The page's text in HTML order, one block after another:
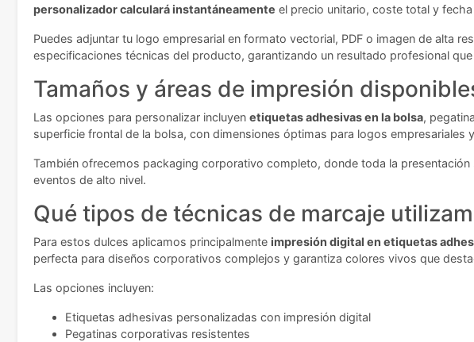
personalizador calculará instantáneamente el precio unitario, coste total y
Puedes adjuntar tu logo empresarial en formato vectorial, PDF o imagen de alta
especificaciones técnicas del producto, garantizando un resultado profesional
Tamaños y áreas de impresión
Las opciones para personalizar incluyen etiquetas adhesivas en la bolsa,
superficie frontal de la bolsa, con dimensiones óptimas para logos empresariales
También ofrecemos packaging corporativo completo, donde toda la
eventos de alto nivel.
Qué tipos de técnicas de marcaje
Para estos dulces aplicamos principalmente impresión digital en etiquetas
perfecta para diseños corporativos complejos y garantiza colores vivos que
Las opciones incluyen:
Etiquetas adhesivas personalizadas con impresión digital
Pegatinas corporativas resistentes